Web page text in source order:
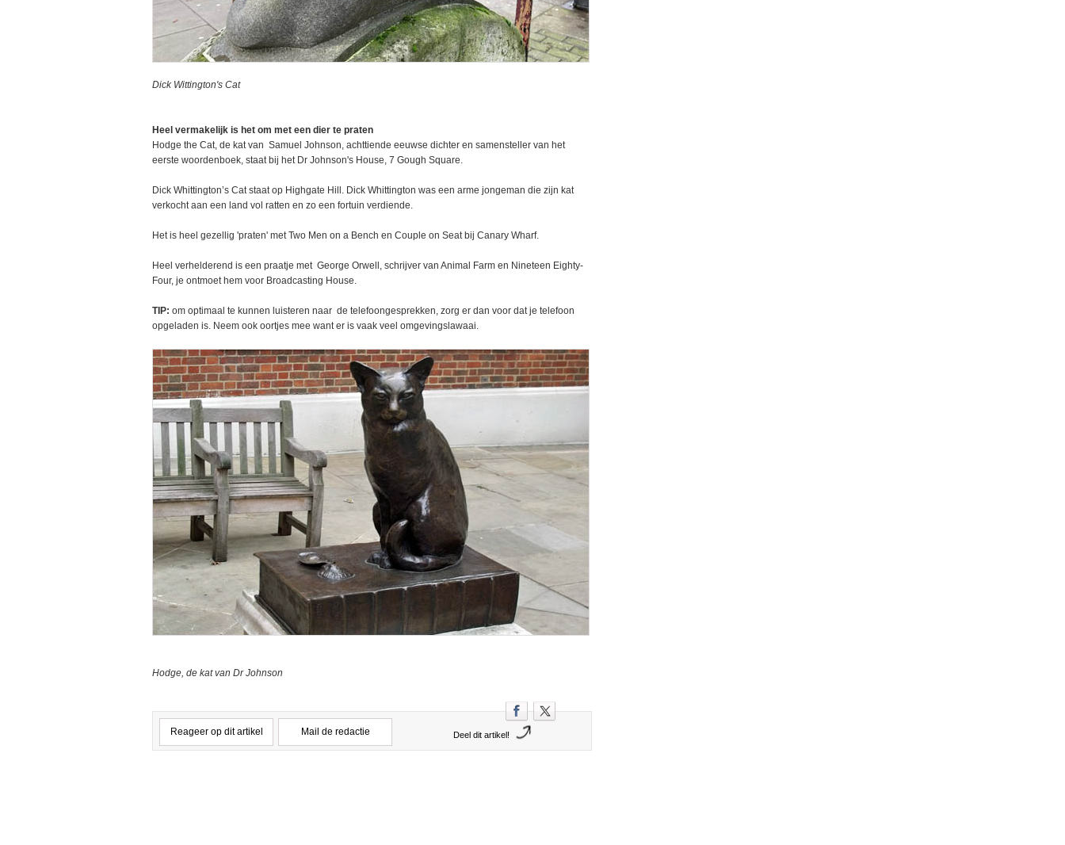
Dick Wittington's Cat
Heel vermakelijk is het om met een dier te praten
Hodge the Cat, de kat van Samuel Johnson, achttiende eeuwse dichter en samensteller van het
eerste woordenboek, staat bij het Dr Johnson's House, 7 Gough Square.
Dick Whittington’s Cat staat op Highgate Hill. Dick Whittington was een arme jongeman die zijn kat
verkocht aan een land vol ratten en zo een fortuin verdiende.
Het is heel gezellig 'praten' met Two Men on a Bench en Couple on Seat bij Canary Wharf.
Heel verhelderend is een praatje met George Orwell, schrijver van Animal Farm en Nineteen Eighty-
Four, je ontmoet hem voor Broadcasting House.
TIP: om optimaal te kunnen luisteren naar de telefoongesprekken, zorg er dan voor dat je telefoon
opgeladen is. Neem ook oortjes mee want er is vaak veel omgevingslawaai.
Hodge, de kat van Dr Johnson
Reageer op dit artikel Mail de redactie Deel dit artikel!